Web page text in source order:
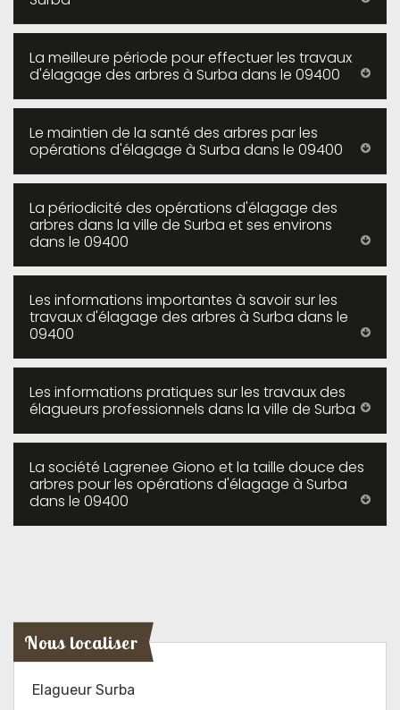
La meilleure période pour effectuer les travaux
d'élagage des arbres à Surba dans le 09400
Le maintien de la santé des arbres par les
opérations d'élagage à Surba dans le 09400
La périodicité des opérations d'élagage des
arbres dans la ville de Surba et ses environs
dans le 09400
Les informations importantes à savoir sur les
travaux d'élagage des arbres à Surba dans le
09400
Les informations pratiques sur les travaux des
élagueurs professionnels dans la ville de Surba
La société Lagrenee Giono et la taille douce des
arbres pour les opérations d'élagage à Surba
dans le 09400
Nous localiser
Elagueur Surba